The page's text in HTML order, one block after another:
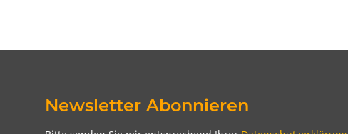
Newsletter Abonnieren